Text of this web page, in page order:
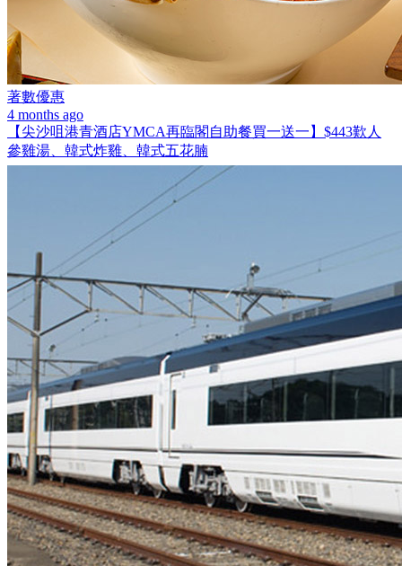
著數優惠
4 months ago
【尖沙咀港青酒店YMCA再臨閣自助餐買一送一】$443歎人
參雞湯、韓式炸雞、韓式五花腩